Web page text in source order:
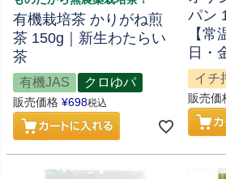
有機栽培茶 かりがね煎
茶 150g｜新生わたらい
茶
有機JAS クロゆパ
販売価格 ¥698税込
パン
【
日・
イチ
販売価